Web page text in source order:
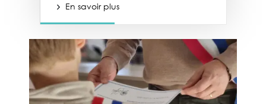
En savoir plus